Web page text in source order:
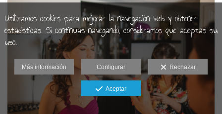
Utilizamos cookies para mejorar la navegación web y obtener
estadísticas. Si continuas navegando, consideramos que aceptas su
uso.
Más información Configurar Rechazar
Aceptar